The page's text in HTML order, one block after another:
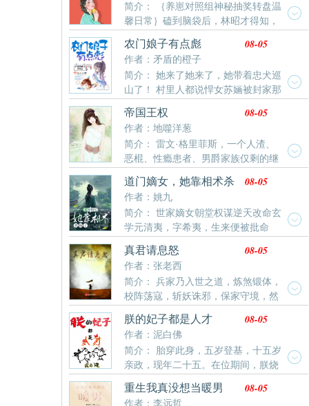
心得了不治之症，没等来丈夫的嘘寒问暖，却等来了被
扫地出门。偏偏命运弄人，意外得知了自己不能生育的
真正原因，自己要强了一辈子，却活成了一个笑话。重
生归来，这保姆牌妻子谁爱当谁当。正想着该如何改变
困局，却偶得一方小空间，看着老天给的金手指笑眯了
眼。干净利落的踢了所谓的专情男，转身嫁给了厂里的
娶妻老大难，过起了没羞没臊、谁幸福谁知道的甜蜜小
日子。
简介： ｛养崽对照组神秘抽奖转盘温
馨日常｝磕到脑袋后，林昭才得知，
自己是一本年代后妈养崽文里的对照组。她今天应该死
了的，谁知没死反倒觉醒了。脑海里闪过书的内容——
她死后，她的双胞胎儿子都成了舔狗、备胎，被利用个
彻底，最终下场凄惨；小儿子五岁被拐，冻死街头；小
女儿变成恶毒女配，被各种花式打脸，虐身虐心……一
家子凄惨。林
农门娘子有点彪
作者：矛盾的橙子
08-05
简介： 她来了她来了，她带着忠犬巡
山了！ 村里人都说悍女苏婳被封家那
小子宠得越发无法无天，谁还敢上门求娶这个悍女？ 干
脆让这两人自我消化得了，别让他们出来祸祸别人。 苏
婳叉腰大笑：“我单身我骄傲，我为国家省饲料，……啊
呸，省粮草。” 封璟弱弱的举手：“我娶，我娶，我们风
景如画天生就该一对儿。” 苏婳一脸嫌弃：“我~去……
你大爷的，封璟你这弱鸡玩意儿滚一边儿玩泥巴去，你
除了帅一
帝国王权
作者：地噬洋葱
08-05
简介： 雷文·格里菲斯，一个人渣、
恶棍、性瘾患者、男爵家族仅剩的继
承人……而他马上就要成为一场血祭仪式的牺牲品。既
然退无可退，那就只能一往无前，以自己的冷静和智慧
冲破死局。但真正的危机才刚刚开始。贪婪的贵族、腐
败的官僚、僵化的教廷、凶狠的异族、残酷的邪教，命
运对雷文露出了它狰狞的獠牙。雷文不得不依靠来自蓝
星的知识和智慧、以及这具身体积累的本能和经验，积
累财富、扩展领地、提升实力，粉碎接连不断到来的危
机。从男爵，到子爵、伯爵、侯爵、公爵，以至于——
国王！……许多年后，“女王收集者，精灵帝国的帝侯，
荣耀兽人的可汗，血腥高地的征服者，大陆与海洋的共
主，生灵的庇护者，在世真神”雷文身披九阶铠甲【鲜血
君临】手握【无尽兵锋】端坐在王座之上，义正言辞地
说道：“许多人说我是依靠疯狂、无耻、卑鄙、狡诈才阴
谋撺掇了王位。但这是纯粹的污蔑！我能获得今天的成
就，来自于我骨子里的智慧、高贵、优雅和仁慈！”……
历史的浩荡，从来不是简单的对与错便可以评判。绵柔
道门嫡女，她靠相术杀
疯了
作者：姚九
08-05
简介： 世家嫡女朝堂权谋逆天改命玄
学元清夷，字希夷，生来便被批命
——煞星照命，活不过双十。她本是顶级世家嫡长女，
却被鸠占鹊巢，以庶代嫡。什么命中注定？她执太素九
相入世，断阴判阳，预生死，篡天命！一枚铜钱破北斗
司命局，搏一条通天之路。
真君请息怒
作者：张老西
08-05
简介： 兵家乃入世之道，炼煞锻体，
校阵荡寇，斩妖诛邪，保家守境，然
不修性命，寿不过百。王玄魂穿修真界，已修兵家，只
能凭借人望推演盘，将兵家术法推演至巅峰，争一线生
机，自此踏鬼穴、捣妖巢、伐山破庙…许多年后，众多
大教祖师聚集一堂，脸色难看：“说什么妖鬼邪魔，黑暗
动乱…”“他王玄，才是这世间最大的恐怖！”
朕的妃子都是人才
作者：泥白佛
08-05
简介： 胎穿此身，五岁登基，十五岁
亲政，现年二十五。在位期间，朕烧
玻璃，制肥皂，研发水泥，育种水稻。教太后麻将养
老，率将士塞外烧烤，创建皇家银行，修缮各省直道。
重生我真没想当暖男
作者：李远哲
08-05